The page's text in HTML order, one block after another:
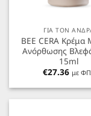
ΓΙΑ ΤΟΝ
BEE CERA Κρέμα
Ανόρθωσης
15ml
€27.36 με